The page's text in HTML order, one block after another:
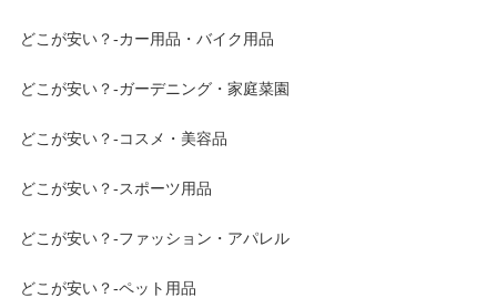
どこが安い？-カー用品・バイク用品
どこが安い？-ガーデニング・家庭菜園
どこが安い？-コスメ・美容品
どこが安い？-スポーツ用品
どこが安い？-ファッション・アパレル
どこが安い？-ペット用品